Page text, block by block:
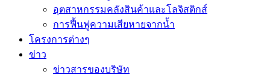
อุตสาหกรรมคลังสินค้าและโลจิสติกส์
การฟื้นฟูความเสียหายจากน้ำ
โครงการต่างๆ
ข่าว
ข่าวสารของบริษัท